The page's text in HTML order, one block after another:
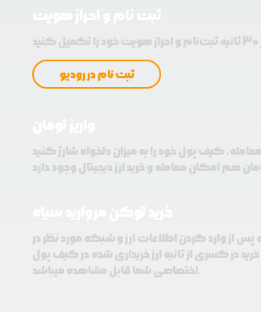
ثبت نام در رودیو
پس از وارد کردن اطلاعات ارز و شبکه مورد نظر در
در کسری از ثانیه ارز خریداری شده در کیف پول
اختصاصی شما قابل مشاهده میباشد.